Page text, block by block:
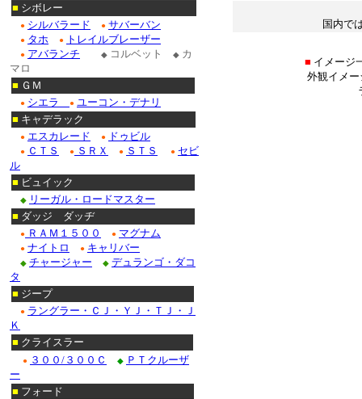
国内で
■ イメージ
外観イメ
■ シボレー
● シルバラード ● サバーバン
● タホ ● トレイルブレーザー
● アバランチ ◆ コルベット ◆ カ
マロ
■ ＧＭ
● シエラ ● ユーコン・デナリ
■ キャデラック
● エスカレード ● ドゥビル
● ＣＴＳ ● ＳＲＸ ● ＳＴＳ ● セビ
ル
■ ビュイック
◆ リーガル・ロードマスター
■ ダッジ ダッヂ
● ＲＡＭ１５００ ● マグナム
● ナイトロ ● キャリバー
◆ チャージャー ◆ デュランゴ・ダコ
タ
■ ジープ
● ラングラー・ＣＪ・ＹＪ・ＴＪ・Ｊ
Ｋ
■ クライスラー
● ３００/３００Ｃ ◆ ＰＴクルーザ
ー
■ フォード